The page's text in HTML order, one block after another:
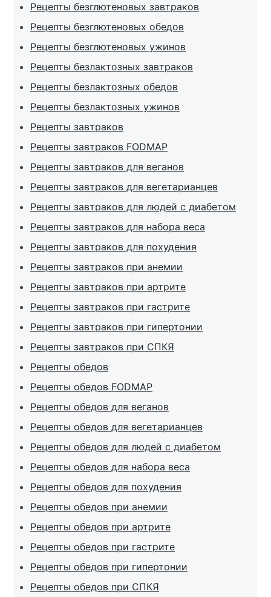
Рецепты безглютеновых завтраков
Рецепты безглютеновых обедов
Рецепты безглютеновых ужинов
Рецепты безлактозных завтраков
Рецепты безлактозных обедов
Рецепты безлактозных ужинов
Рецепты завтраков
Рецепты завтраков FODMAP
Рецепты завтраков для веганов
Рецепты завтраков для вегетарианцев
Рецепты завтраков для людей с диабетом
Рецепты завтраков для набора веса
Рецепты завтраков для похудения
Рецепты завтраков при анемии
Рецепты завтраков при артрите
Рецепты завтраков при гастрите
Рецепты завтраков при гипертонии
Рецепты завтраков при СПКЯ
Рецепты обедов
Рецепты обедов FODMAP
Рецепты обедов для веганов
Рецепты обедов для вегетарианцев
Рецепты обедов для людей с диабетом
Рецепты обедов для набора веса
Рецепты обедов для похудения
Рецепты обедов при анемии
Рецепты обедов при артрите
Рецепты обедов при гастрите
Рецепты обедов при гипертонии
Рецепты обедов при СПКЯ